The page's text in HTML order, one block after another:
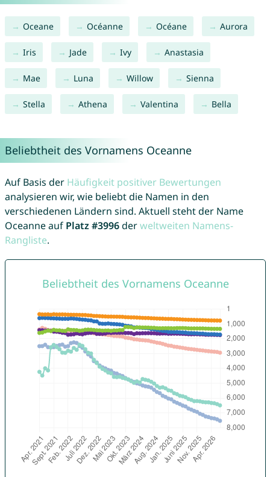
Oceane Océanne Océane Aurora
Iris Jade Ivy Anastasia
Mae Luna Willow Sienna
Stella Athena Valentina Bella
Beliebtheit des Vornamens Oceanne
Auf Basis der Häufigkeit positiver Bewertungen
analysieren wir, wie beliebt die Namen in den
verschiedenen Ländern sind. Aktuell steht der Name
Oceanne auf Platz #3996derweltweiten Namens-
Rangliste.